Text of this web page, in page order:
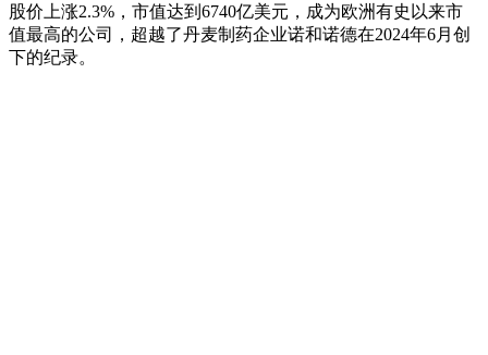
股价上涨2.3%，市值达到6740亿美元，成为欧洲有史以来市
值最高的公司，超越了丹麦制药企业诺和诺德在2024年6月创
下的纪录。